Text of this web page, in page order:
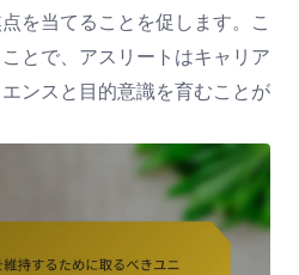
を当てることを促します。こ
とで、アスリートはキャリア
ンスと目的意識を育むことが